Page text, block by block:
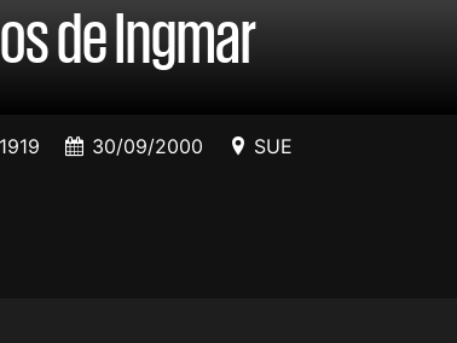
de Ingmar
1919 30/09/2000 SUE